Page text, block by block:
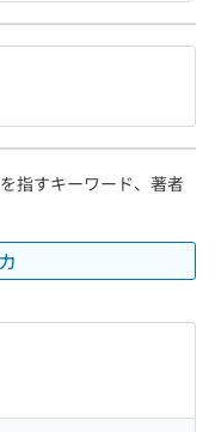
指すキーワード、著者